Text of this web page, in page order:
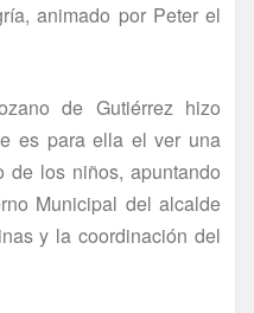
animado por Peter el
de Gutiérrez hizo
es para ella el ver una
los niños, apuntando
Municipal del alcalde
y la coordinación del